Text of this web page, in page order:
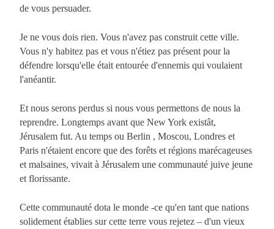
de vous persuader.
Je ne vous dois rien. Vous n'avez pas construit cette ville.
Vous n'y habitez pas et vous n'étiez pas présent pour la
défendre lorsqu'elle était entourée d'ennemis qui voulaient
l'anéantir.
Et nous serons perdus si nous vous permettons de nous la
reprendre. Longtemps avant que New York existât,
Jérusalem fut. Au temps ou Berlin , Moscou, Londres et
Paris n'étaient encore que des forêts et régions marécageuses
et malsaines, vivait à Jérusalem une communauté juive jeune
et florissante.
Cette communauté dota le monde -ce qu'en tant que nations
solidement établies sur cette terre vous rejetez – d'un vieux